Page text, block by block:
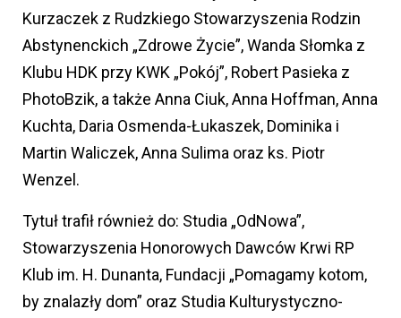
Kurzaczek z Rudzkiego Stowarzyszenia Rodzin
Abstynenckich „Zdrowe Życie”, Wanda Słomka z
Klubu HDK przy KWK „Pokój”, Robert Pasieka z
PhotoBzik, a także Anna Ciuk, Anna Hoffman, Anna
Kuchta, Daria Osmenda-Łukaszek, Dominika i
Martin Waliczek, Anna Sulima oraz ks. Piotr
Wenzel.
Tytuł trafił również do: Studia „OdNowa”,
Stowarzyszenia Honorowych Dawców Krwi RP
Klub im. H. Dunanta, Fundacji „Pomagamy kotom,
by znalazły dom” oraz Studia Kulturystyczno-